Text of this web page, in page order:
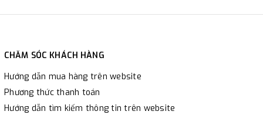
CHĂM SÓC KHÁCH HÀNG
Hướng dẫn mua hàng trên website
Phương thức thanh toán
Hướng dẫn tìm kiếm thông tin trên website